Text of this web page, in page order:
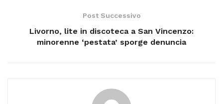
Post Successivo
Livorno, lite in discoteca a San Vincenzo:
minorenne ‘pestata’ sporge denuncia